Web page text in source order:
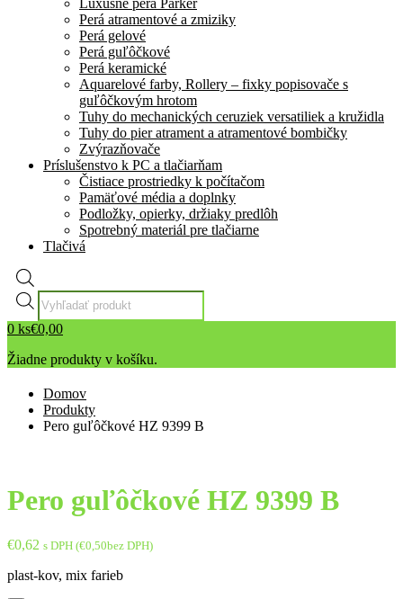
Luxusné perá Parker
Perá atramentové a zmiziky
Perá gelové
Perá guľôčkové
Perá keramické
Aquarelové farby, Rollery – fixky popisovače s
guľôčkovým hrotom
Tuhy do mechanických ceruziek versatiliek a kružidla
Tuhy do pier atrament a atramentové bombičky
Zvýrazňovače
Príslušenstvo k PC a tlačiarňam
Čistiace prostriedky k počítačom
Pamäťové média a doplnky
Podložky, opierky, držiaky predlôh
Spotrebný materiál pre tlačiarne
Tlačivá
Products
search
0 ks€0,00
Žiadne produkty v košíku.
Domov
Produkty
Pero guľôčkové HZ 9399 B
Pero guľôčkové HZ 9399 B
€0,62 s DPH (€0,50bez DPH)
plast-kov, mix farieb